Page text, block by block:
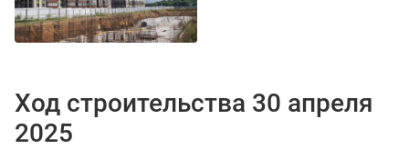
Ход строительства 30 апреля
2025